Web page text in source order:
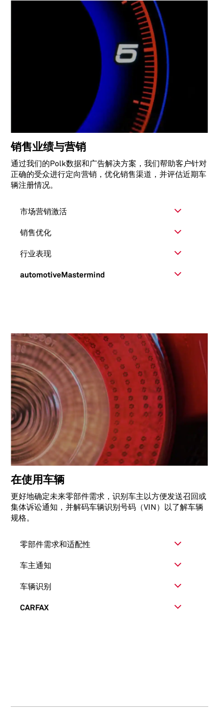
销售业绩与营销
通过我们的Polk数据和广告解决方案，我们帮助客户针对
正确的受众进行定向营销，优化销售渠道，并评估近期车
辆注册情况。
市场营销激活
销售优化
行业表现
automotiveMastermind
在使用车辆
更好地确定未来零部件需求，识别车主以方便发送召回或
集体诉讼通知，并解码车辆识别号码（VIN）以了解车辆
规格。
零部件需求和适配性
车主通知
车辆识别
CARFAX